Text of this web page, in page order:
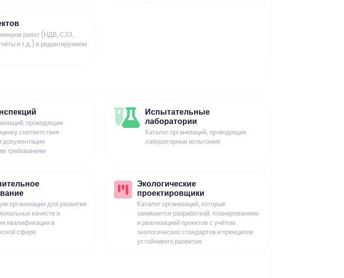
работ (НДВ, СЗЗ,
и т.д.) в редактируемом
проводящие
соответствия
документации
требованиям
Испытательные
лаборатории
Каталог организаций, проводящие
лабораторные испытания
организации для развития
качеств и
квалификации в
сфере
Экологические
проектировщики
Каталог организаций, которые
занимается разработкой, планированием
и реализацией проектов с учётом
экологических стандартов и принципов
устойчивого развития